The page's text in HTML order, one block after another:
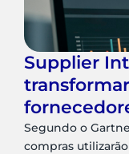
Supplier
Segundo o
compras